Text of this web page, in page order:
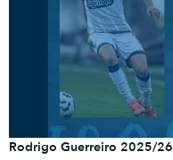
Rodrigo Guerreiro 2025/26